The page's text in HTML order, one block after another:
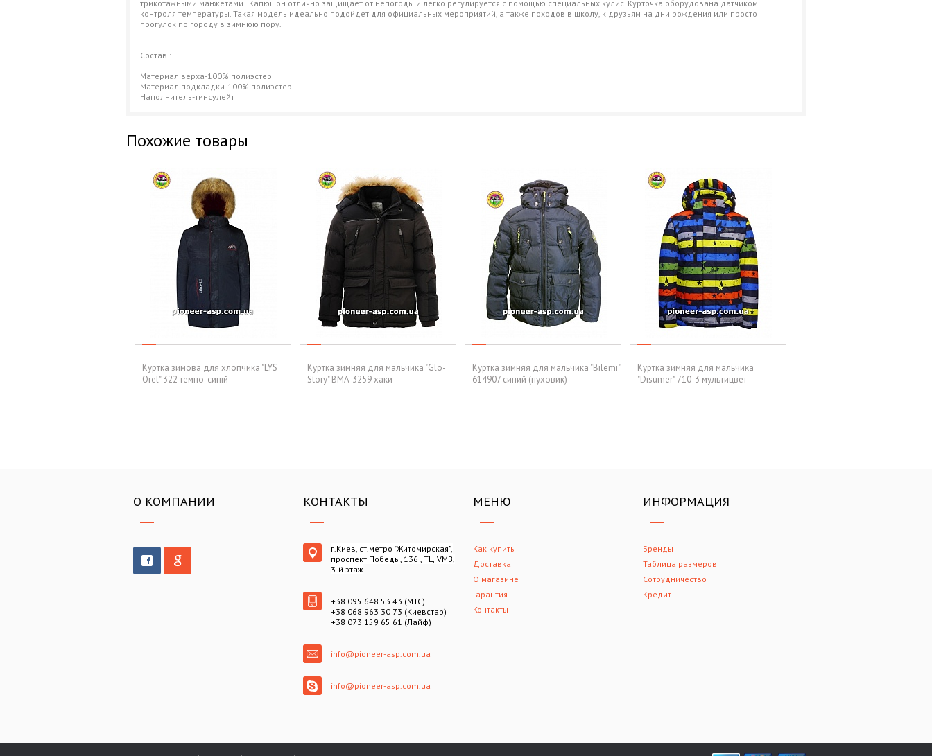
трикотажными манжетами. Капюшон отлично защищает от непогоды и легко регулируется с помощью специальных кулис. Курточка оборудована датчиком
контроля температуры. Такая модель идеально подойдет для официальных мероприятий, а также походов в школу, к друзьям на дни рождения или просто
прогулок по городу в зимнюю пору.
Состав :
Материал верха-100% полиэстер
Материал подкладки-100% полиэстер
Наполнитель-тинсулейт
Похожие товары
Куртка зимова для хлопчика "LYS
Orel" 322 темно-синій
Куртка зимняя для мальчика "Glo-
Story" BMA-3259 хаки
Куртка зимняя для мальчика "Bilemi"
614907 синий (пуховик)
Куртка зимняя для мальчика
"Disumer" 710-3 мультицвет
О КОМПАНИИ КОНТАКТЫ
г.Киев, ст.метро "Житомирская",
проспект Победы, 136 , ТЦ VMB,
3-й этаж
+38 095 648 53 43 (МТС)
+38 068 963 30 73 (Киевстар)
+38 073 159 65 61 (Лайф)
info@pioneer-asp.com.ua
info@pioneer-asp.com.ua
МЕНЮ
Как купить
Доставка
О магазине
Гарантия
Контакты
ИНФОРМАЦИЯ
Бренды
Таблица размеров
Сотрудничество
Кредит